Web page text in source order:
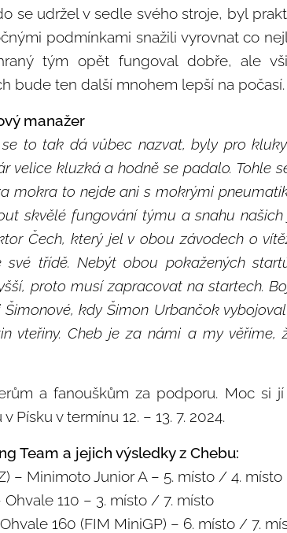
se udržel v sedle svého stroje, byl
podmínkami snažili vyrovnat co
tým opět fungoval dobře, ale
bude ten další mnohem lepší na počasí.
manažer
se to tak dá vůbec nazvat, byly pro
velice kluzká a hodně se padalo. Tohle
mokra to nejde ani s mokrými
skvělé fungování týmu a snahu
Čech, který jel v obou závodech o
třídě. Nebýt obou pokažených
proto musí zapracovat na startech.
kdy Šimon Urbančok
vteřiny. Cheb je za námi a my věříme,
a fanouškům za podporu. Moc si
Písku v termínu 12. – 13. 7. 2024.
Team a jejich výsledky z Chebu:
– Minimoto Junior A – 5. místo / 4. místo
Ohvale 110 – 3. místo / 7. místo
160 (FIM MiniGP) – 6. místo / 7.